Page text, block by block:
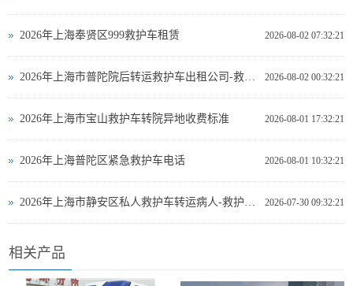
2026-08-02 07:32:21
2026年上海奉贤区999救护车租赁
2026-08-02 00:32:21
2026-08-01 17:32:21
2026年上海市宝山救护车转院异地收费标准
2026-08-01 10:32:21
2026年上海普陀区紧急救护车电话
2026-07-30 09:32:21
相关产品